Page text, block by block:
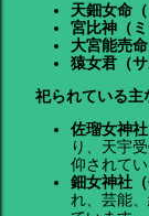
天鈿女命
宮比神（ミ
大宮能売
猿女君（サ
祀られている主
佐瑠女神
り、天宇
仰されてい
鈿女神社
れ、芸能